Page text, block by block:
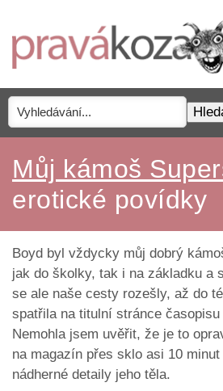
Můj kámoš
erotické povídky
Boyd byl vždycky můj dobrý
jak do školky, tak i na základku a
se ale naše cesty rozešly, až do
spatřila na titulní stránce
Nemohla jsem uvěřit, že je to
na magazín přes sklo asi 10
nádherné detaily jeho těla.